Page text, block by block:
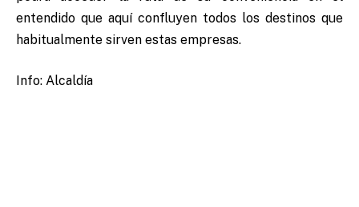
entendido que aquí confluyen todos los destinos que
habitualmente sirven estas empresas.
Info: Alcaldía